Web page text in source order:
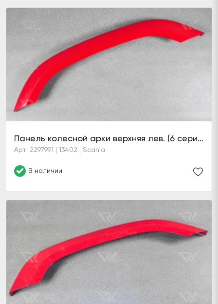
Панель колесной арки верхняя лев. (6 серия)
Арт: 2297991 | 13402 | Scania
В наличии